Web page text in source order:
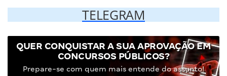
TELEGRAM
QUER CONQUISTAR A SUA APROVAÇÃO EM
CONCURSOS PÚBLICOS?
Prepare-se com quem mais entende do assunto!